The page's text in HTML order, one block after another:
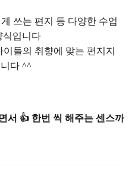
쓰는 편지 등 다양한 수업
식입니다
들의 취향에 맞는 편지지
다 ^^
서 👍 한번 씩 해주는 센스까